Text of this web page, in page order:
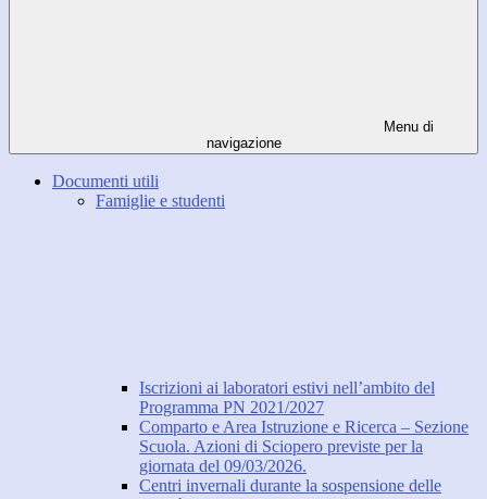
Menu di
navigazione
Documenti utili
Famiglie e studenti
Iscrizioni ai laboratori estivi nell’ambito del
Programma PN 2021/2027
Comparto e Area Istruzione e Ricerca – Sezione
Scuola. Azioni di Sciopero previste per la
giornata del 09/03/2026.
Centri invernali durante la sospensione delle